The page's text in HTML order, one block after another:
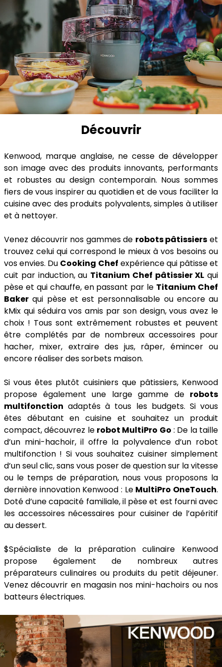
Découvrir
Kenwood, marque anglaise, ne cesse de développer
son image avec des produits innovants, performants
et robustes au design contemporain. Nous sommes
fiers de vous inspirer au quotidien et de vous faciliter la
cuisine avec des produits polyvalents, simples à utiliser
et à nettoyer.
Venez découvrir nos gammes de robots pâtissiers et
trouvez celui qui correspond le mieux à vos besoins ou
vos envies. Du Cooking Chef expérience qui pâtisse et
cuit par induction, au Titanium Chef pâtissier XL qui
pèse et qui chauffe, en passant par le Titanium Chef
Baker qui pèse et est personnalisable ou encore au
kMix qui séduira vos amis par son design, vous avez le
choix ! Tous sont extrêmement robustes et peuvent
être complétés par de nombreux accessoires pour
hacher, mixer, extraire des jus, râper, émincer ou
encore réaliser des sorbets maison.
Si vous êtes plutôt cuisiniers que pâtissiers, Kenwood
propose également une large gamme de robots
multifonction adaptés à tous les budgets. Si vous
êtes débutant en cuisine et souhaitez un produit
compact, découvrez le robot MultiPro Go : De la taille
d’un mini-hachoir, il offre la polyvalence d’un robot
multifonction ! Si vous souhaitez cuisiner simplement
d’un seul clic, sans vous poser de question sur la vitesse
ou le temps de préparation, nous vous proposons la
dernière innovation Kenwood : Le MultiPro OneTouch.
Doté d’une capacité familiale, il pèse et est fourni avec
les accessoires nécessaires pour cuisiner de l’apéritif
au dessert.
$Spécialiste de la préparation culinaire Kenwood
propose également de nombreux autres
préparateurs culinaires ou produits du petit déjeuner.
Venez découvrir en magasin nos mini-hachoirs ou nos
batteurs électriques.